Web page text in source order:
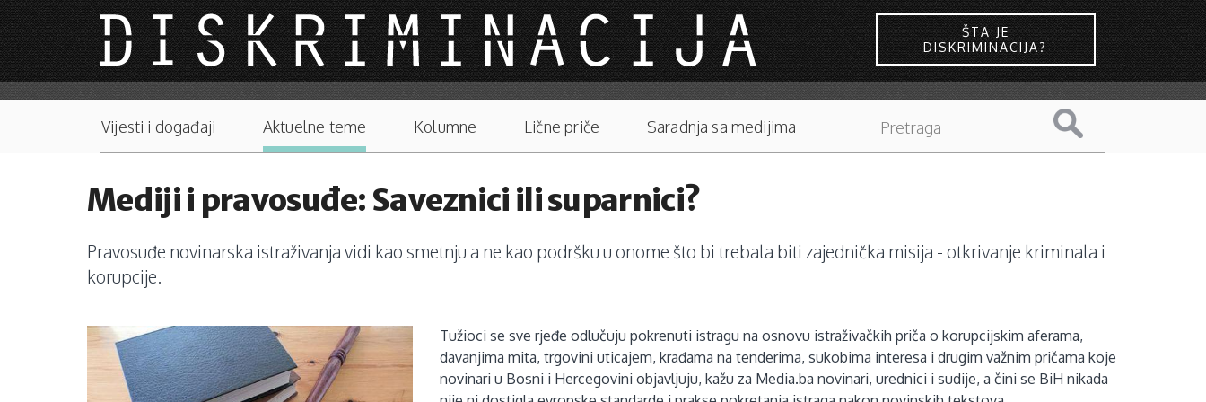
Skip to main content
ŠTA JE
DISKRIMINACIJA?
Main menu
Vijesti i događaji Aktuelne teme Kolumne Lične priče Saradnja sa medijima
Mediji i pravosuđe: Saveznici ili suparnici?
Pravosuđe novinarska istraživanja vidi kao smetnju a ne kao podršku u onome što bi trebala biti zajednička misija - otkrivanje kriminala i
korupcije.
Tužioci se sve rjeđe odlučuju pokrenuti istragu na osnovu istraživačkih priča o korupcijskim aferama,
davanjima mita, trgovini uticajem, krađama na tenderima, sukobima interesa i drugim važnim pričama koje
novinari u Bosni i Hercegovini objavljuju, kažu za Media.ba novinari, urednici i sudije, a čini se BiH nikada